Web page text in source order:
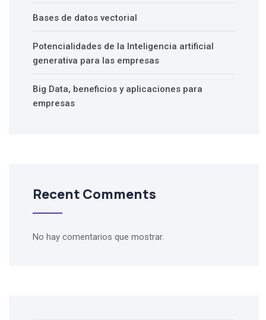
Bases de datos vectorial
Potencialidades de la Inteligencia artificial
generativa para las empresas
Big Data, beneficios y aplicaciones para
empresas
Recent Comments
No hay comentarios que mostrar.